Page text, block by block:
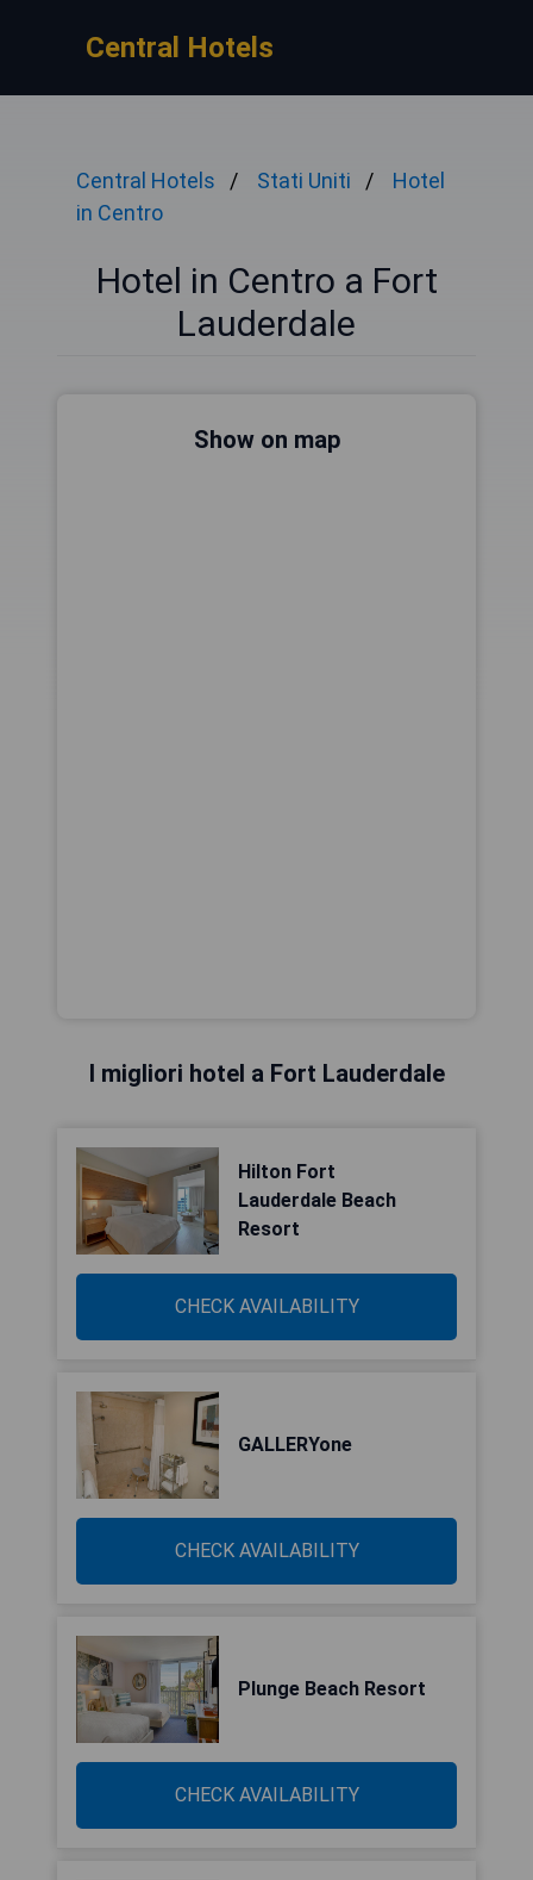
Central Hotels
Central Hotels Stati Uniti
Hotel
in Centro
Hotel in Centro a Fort
Lauderdale
Show on map
I migliori hotel a Fort Lauderdale
Hilton Fort
Lauderdale Beach
Resort
CHECK AVAILABILITY
GALLERYone
CHECK AVAILABILITY
Plunge Beach Resort
CHECK AVAILABILITY